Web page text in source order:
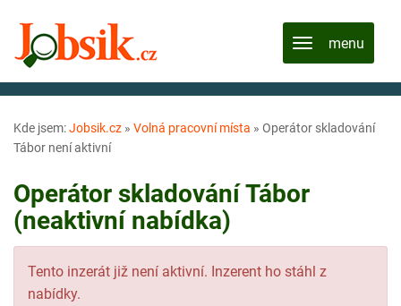
Kde jsem:Jobsik.cz » Volná pracovní místa » Operátor skladování
Tábor není aktivní
Operátor skladování Tábor
(neaktivní nabídka)
Tento inzerát již není aktivní. Inzerent ho stáhl z
nabídky.